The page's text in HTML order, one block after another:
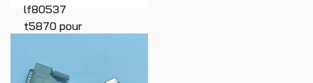
lf80537
t5870 pour
Réf : 01589